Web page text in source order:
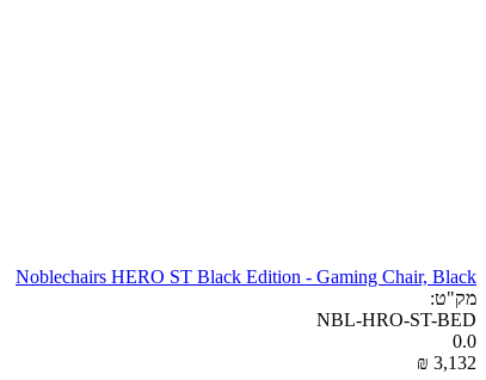
Noblechairs HERO ST Black Edition - Gaming Chair, Black
מק"ט:
NBL-HRO-ST-BED
0.0
₪ 3,132